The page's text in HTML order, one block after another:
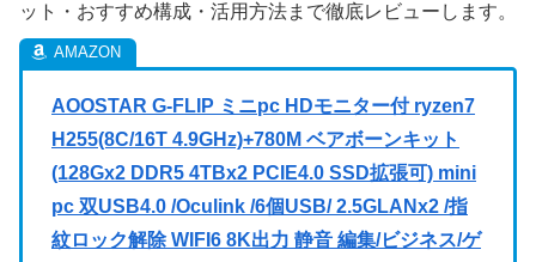
ット・おすすめ構成・活用方法まで徹底レビューします。
AOOSTAR G-FLIP ミニpc HDモニター付 ryzen7
H255(8C/16T 4.9GHz)+780M ベアボーンキット
(128Gx2 DDR5 4TBx2 PCIE4.0 SSD拡張可) mini
pc 双USB4.0 /Oculink /6個USB/ 2.5GLANx2 /指
紋ロック解除 WIFI6 8K出力 静音 編集/ビジネス/ゲ